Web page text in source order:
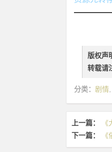
版权声
转载请
分类： 剧情
上一篇：
下一篇：